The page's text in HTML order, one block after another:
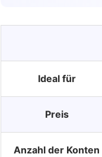
Ideal für
Preis
Anzahl der Konten